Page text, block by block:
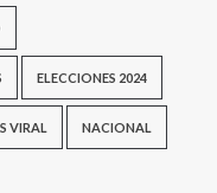
ELECCIONES 2024
VIRAL NACIONAL